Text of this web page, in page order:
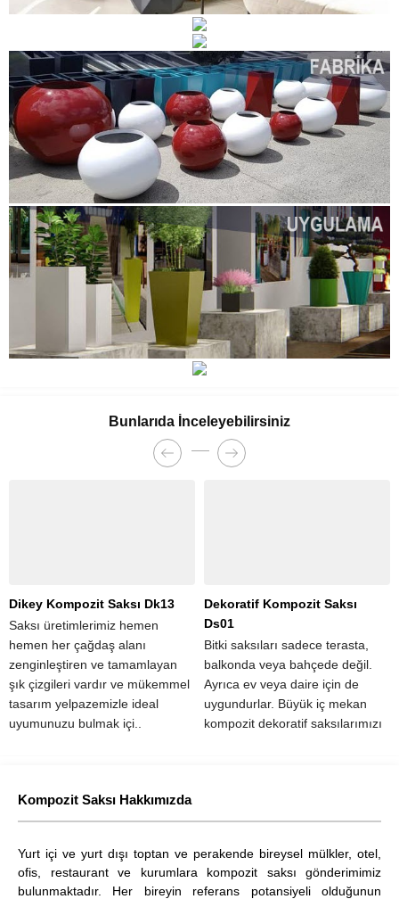
Bunlarıda İnceleyebilirsiniz
Dikey Kompozit Saksı Dk13
Saksı üretimlerimiz hemen
hemen her çağdaş alanı
zenginleştiren ve tamamlayan
şık çizgileri vardır ve mükemmel
tasarım yelpazemizle ideal
uyumunuzu bulmak içi..
Dekoratif Kompozit Saksı
Ds01
Bitki saksıları sadece terasta,
balkonda veya bahçede değil.
Ayrıca ev veya daire için de
uygundurlar. Büyük iç mekan
kompozit dekoratif saksılarımızı
Kompozit Saksı Hakkımızda
Yurt içi ve yurt dışı toptan ve perakende bireysel mülkler, otel,
ofis, restaurant ve kurumlara kompozit saksı gönderimimiz
bulunmaktadır. Her bireyin referans potansiyeli olduğunun